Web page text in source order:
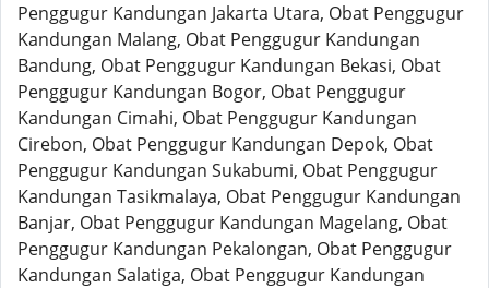
Penggugur Kandungan Jakarta Utara, Obat Penggugur
Kandungan Malang, Obat Penggugur Kandungan
Bandung, Obat Penggugur Kandungan Bekasi, Obat
Penggugur Kandungan Bogor, Obat Penggugur
Kandungan Cimahi, Obat Penggugur Kandungan
Cirebon, Obat Penggugur Kandungan Depok, Obat
Penggugur Kandungan Sukabumi, Obat Penggugur
Kandungan Tasikmalaya, Obat Penggugur Kandungan
Banjar, Obat Penggugur Kandungan Magelang, Obat
Penggugur Kandungan Pekalongan, Obat Penggugur
Kandungan Salatiga, Obat Penggugur Kandungan